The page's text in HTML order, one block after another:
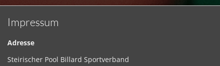
Impressum
Adresse
Steirischer Pool Billard Sportverband